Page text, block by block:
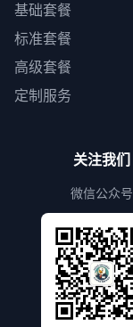
基础套餐
标准套餐
高级套餐
定制服务
关注我们
微信公众号